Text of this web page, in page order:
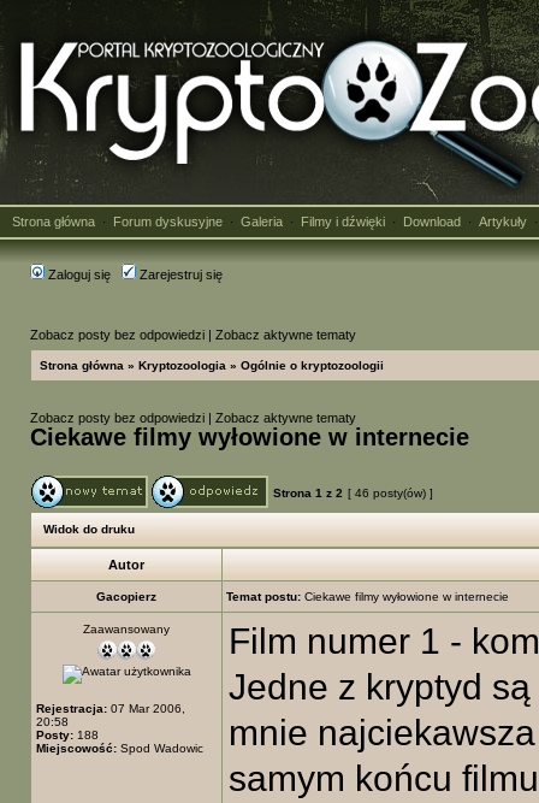
Strona główna · Forum dyskusyjne · Galeria · Filmy i dźwięki · Download · Artykuły
Zaloguj się Zarejestruj się
Zobacz posty bez odpowiedzi | Zobacz aktywne tematy
Strona główna » Kryptozoologia » Ogólnie o kryptozoologii
Zobacz posty bez odpowiedzi | Zobacz aktywne tematy
Ciekawe filmy wyłowione w internecie
Strona 1 z 2 [ 46 posty(ów) ]
Widok do druku
Autor
Gacopierz Temat postu: Ciekawe filmy wyłowione w internecie
Zaawansowany
Rejestracja: 07 Mar 2006,
20:58
Posty: 188
Miejscowość: Spod Wadowic
Film numer 1 -
Jedne z kryptyd
mnie
samym końcu